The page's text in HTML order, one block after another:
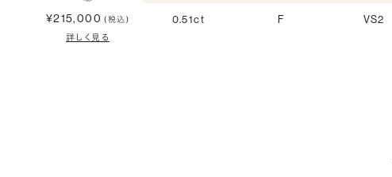
¥215,000 (税込)
詳しく見る
0.51ct F VS2